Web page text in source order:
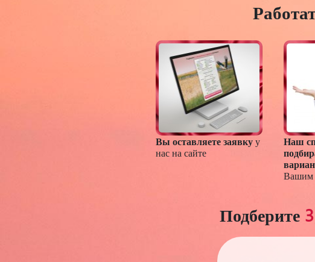
Вы оставляете заявкуу
нас на сайте
Наш
Вашим
Подберите